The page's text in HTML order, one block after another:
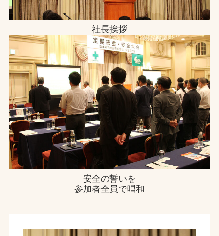
社長挨拶
安全の誓いを
参加者全員で唱和